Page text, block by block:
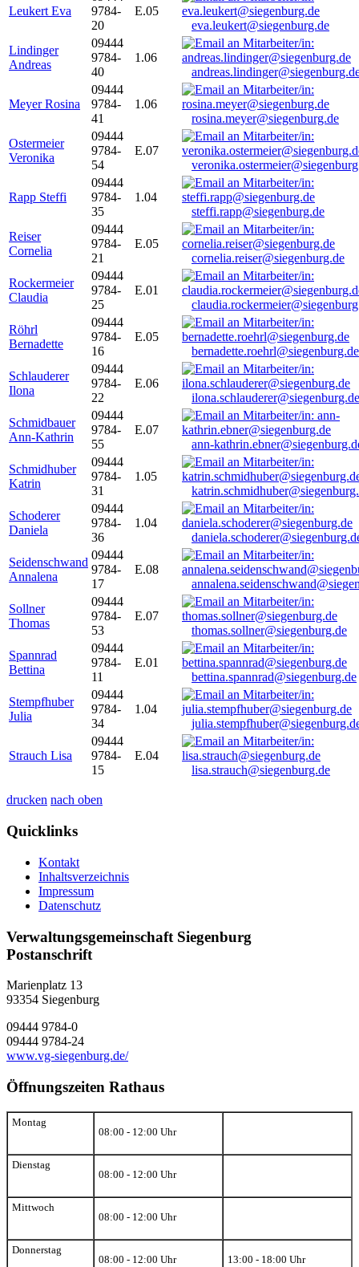
Leukert Eva
9784-
20
E.05
eva.leukert@siegenburg.de
Lindinger
Andreas
09444
9784-
40
1.06
Meyer Rosina
09444
9784-
41
1.06
rosina.meyer@siegenburg.de
Ostermeier
Veronika
09444
9784-
54
E.07
Rapp Steffi
09444
9784-
35
1.04
steffi.rapp@siegenburg.de
Reiser
Cornelia
09444
9784-
21
E.05
cornelia.reiser@siegenburg.de
Rockermeier
Claudia
09444
9784-
25
E.01
Röhrl
Bernadette
09444
9784-
16
E.05
bernadette.roehrl@siegenburg.de
Schlauderer
Ilona
09444
9784-
22
E.06
ilona.schlauderer@siegenburg.de
Schmidbauer
Ann-Kathrin
09444
9784-
55
E.07
ann-
Schmidhuber
Katrin
09444
9784-
31
1.05
Schoderer
Daniela
09444
9784-
36
1.04
Seidenschwand
Annalena
09444
9784-
17
E.08
Sollner
Thomas
09444
9784-
53
E.07
thomas.sollner@siegenburg.de
Spannrad
Bettina
09444
9784-
11
E.01
bettina.spannrad@siegenburg.de
Stempfhuber
Julia
09444
9784-
34
1.04
Strauch Lisa
09444
9784-
15
E.04
lisa.strauch@siegenburg.de
drucken nach oben
Quicklinks
Kontakt
Inhaltsverzeichnis
Impressum
Datenschutz
Verwaltungsgemeinschaft Siegenburg
Postanschrift
Marienplatz 13
93354 Siegenburg
09444 9784-0
09444 9784-24
www.vg-siegenburg.de/
Öffnungszeiten Rathaus
Montag
08:00 - 12:00 Uhr
Dienstag
08:00 - 12:00 Uhr
Mittwoch
08:00 - 12:00 Uhr
Donnerstag
08:00 - 12:00 Uhr
13:00 - 18:00 Uhr